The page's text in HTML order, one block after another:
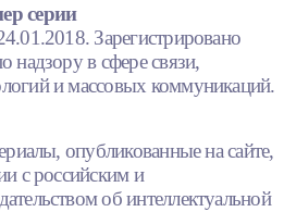
серии
Зарегистрировано
надзору в сфере связи,
и массовых коммуникаций.
опубликованные на сайте,
с российским и
об интеллектуальной